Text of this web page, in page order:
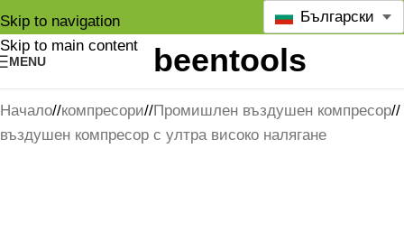
Skip to navigation
Skip to main content
MENU
Български
Начало/ компресори/ Промишлен въздушен компресор/
въздушен компресор с ултра високо налягане